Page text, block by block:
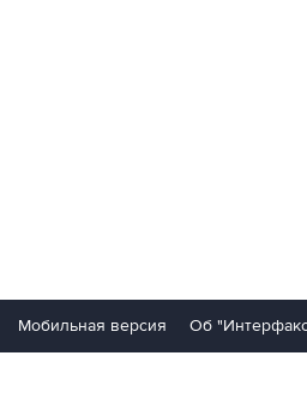
Мобильная версия Об